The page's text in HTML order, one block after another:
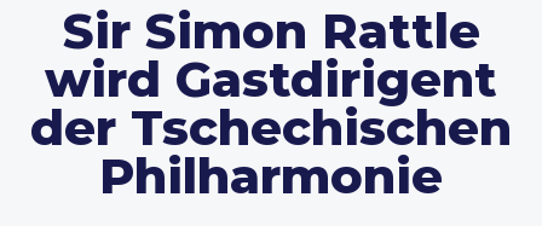
Sir Simon Rattle
wird Gastdirigent
der Tschechischen
Philharmonie